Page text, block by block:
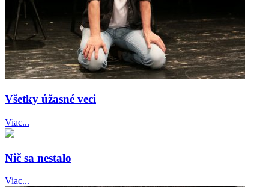
Všetky úžasné veci
Viac...
Nič sa nestalo
Viac...